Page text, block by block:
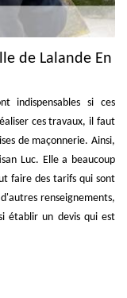
de Lalande En
indispensables si ces
ces travaux, il faut
de maçonnerie. Ainsi,
Luc. Elle a beaucoup
faire des tarifs qui sont
renseignements,
établir un devis qui est